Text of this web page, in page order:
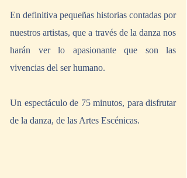
En definitiva pequeñas historias contadas por
nuestros artistas, que a través de la danza nos
harán ver lo apasionante que son las
vivencias del ser humano.
Un espectáculo de 75 minutos, para disfrutar
de la danza, de las Artes Escénicas.